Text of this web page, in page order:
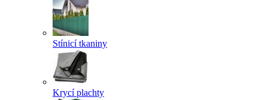
Stínicí tkaniny
Krycí plachty